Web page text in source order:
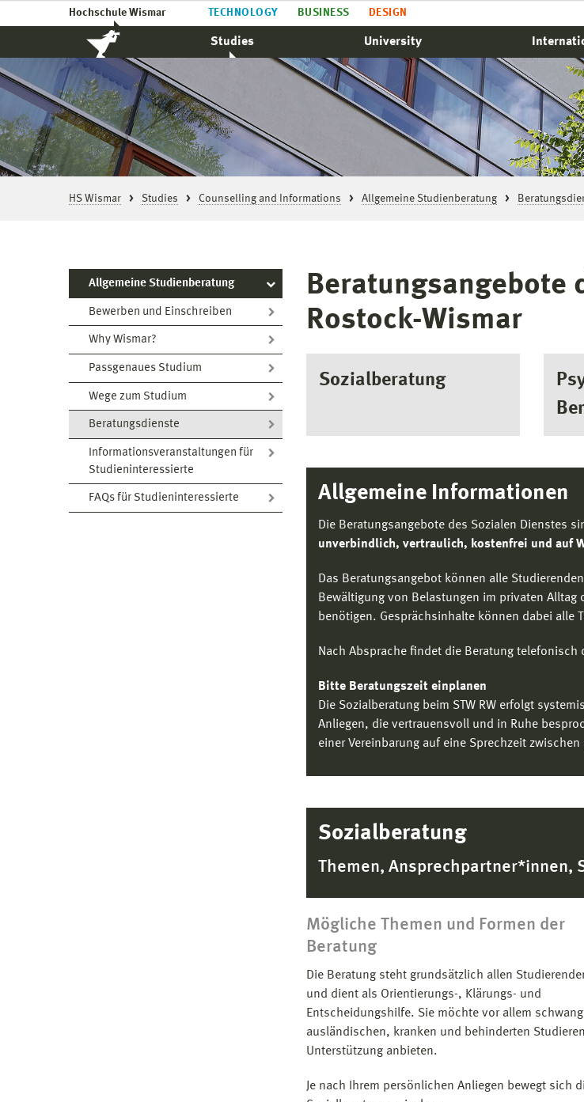
Hochschule Wismar TECHNOLOGY BUSINESS DESIGN
Studies University
HS Wismar Studies Counselling and Informations Allgemeine Studienberatung
Allgemeine Studienberatung
Bewerben und Einschreiben
Why Wismar?
Passgenaues Studium
Wege zum Studium
Beratungsdienste
Informationsveranstaltungen für
Studieninteressierte
FAQs für Studieninteressierte
Beratungsangebote
Rostock-Wismar
Sozialberatung
Allgemeine Informationen
Die Beratungsangebote des Sozialen Dienstes
unverbindlich, vertraulich, kostenfrei und auf
Das Beratungsangebot können alle
Bewältigung von Belastungen im privaten Alltag
benötigen. Gesprächsinhalte können dabei alle
Nach Absprache findet die Beratung
Bitte Beratungszeit einplanen
Die Sozialberatung beim STW RW erfolgt
Anliegen, die vertrauensvoll und in Ruhe
einer Vereinbarung auf eine Sprechzeit
Sozialberatung
Themen, Ansprechpartner*innen,
Mögliche Themen und Formen der
Beratung
Die Beratung steht grundsätzlich allen
und dient als Orientierungs-, Klärungs- und
Entscheidungshilfe. Sie möchte vor allem
ausländischen, kranken und behinderten
Unterstützung anbieten.
Je nach Ihrem persönlichen Anliegen bewegt sich